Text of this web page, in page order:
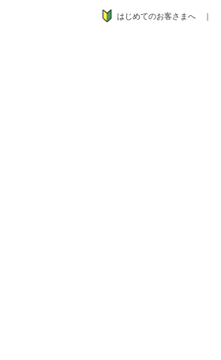
はじめてのお客さまへ ｜